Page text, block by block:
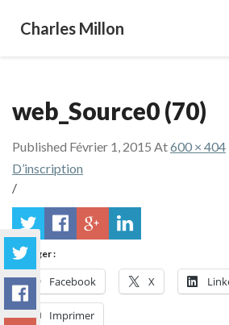
Charles Millon
web_Source0 (70)
Published Février 1, 2015 At600 × 404
D’inscription
/
Partager :
Facebook X
Imprimer